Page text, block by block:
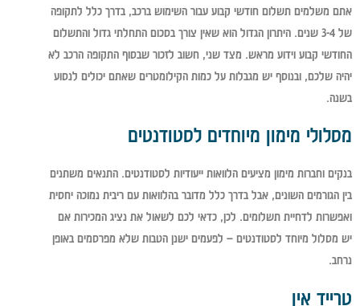
אתם משלמים תשלום חודשי קבוע עבור השימוש ברכב, בדרך כלל לתקופה
של 3-4 שנים. היתרון הגדול הוא שאין צורך בסכום התחלתי גדול והתשלום
החודשי קבוע וידוע מראש. מצד שני, חשוב לזכור שבסוף התקופה הרכב לא
יהיה שלכם, ובנוסף יש מגבלות על כמות הקילומטרים שאתם יכולים לנסוע
בשנה.
מסלולי מימון מיוחדים לסטודנטים
בנקים וחברות מימון מציעים הלוואות ייעודיות לסטודנטים. התנאים משתנים
בין הגורמים השונים, אבל בדרך כלל מדובר בהלוואות עם ריבית נמוכה יחסית
ואפשרות לדחיית תשלומים. לכן, כדאי לכם לשאול את נציג המכירות אם
יש מסלול מיוחד לסטודנטים – לפעמים ישנן הטבות שלא מפרסמים באופן
נרחב.
טרייד אין